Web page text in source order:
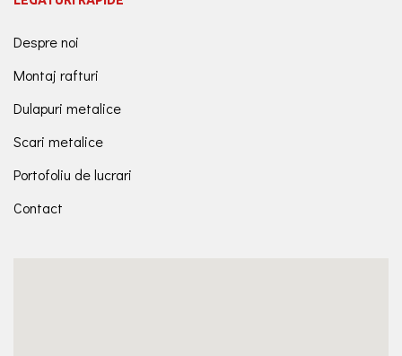
Despre noi
Montaj rafturi
Dulapuri metalice
Scari metalice
Portofoliu de lucrari
Contact